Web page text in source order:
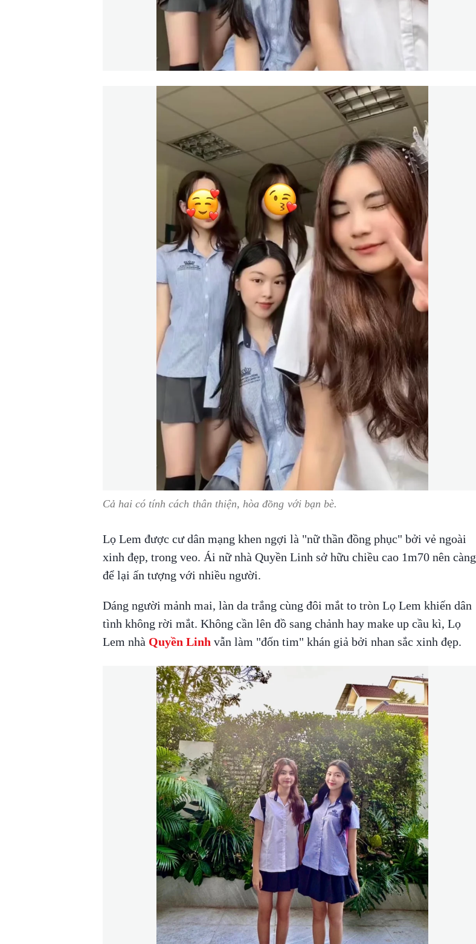
Cả hai có tính cách thân thiện, hòa đồng với bạn bè.
Lọ Lem được cư dân mạng khen ngợi là "nữ thần đồng phục" bởi vẻ ngoài
xinh đẹp, trong veo. Ái nữ nhà Quyền Linh sở hữu chiều cao 1m70 nên càng
để lại ấn tượng với nhiều người.
Dáng người mảnh mai, làn da trắng cùng đôi mắt to tròn Lọ Lem khiến dân
tình không rời mắt. Không cần lên đồ sang chảnh hay make up cầu kì, Lọ
Lem nhà Quyền Linh vẫn làm "đốn tim" khán giả bởi nhan sắc xinh đẹp.